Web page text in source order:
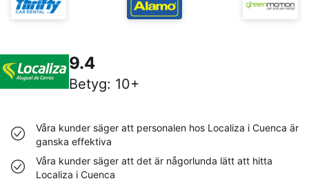
9.4
Betyg: 10+
Våra kunder säger att personalen hos Localiza i Cuenca är
ganska effektiva
Våra kunder säger att det är någorlunda lätt att hitta
Localiza i Cuenca